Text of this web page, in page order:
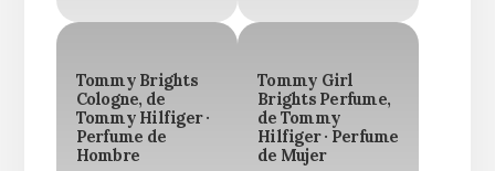
Tommy Brights
Cologne, de
Tommy Hilfiger ·
Perfume de
Hombre
Tommy Girl
Brights Perfume,
de Tommy
Hilfiger · Perfume
de Mujer